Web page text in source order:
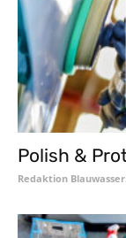
Polish &
Redaktion